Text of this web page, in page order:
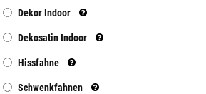
Dekor Indoor
Dekosatin Indoor
Hissfahne
Schwenkfahnen